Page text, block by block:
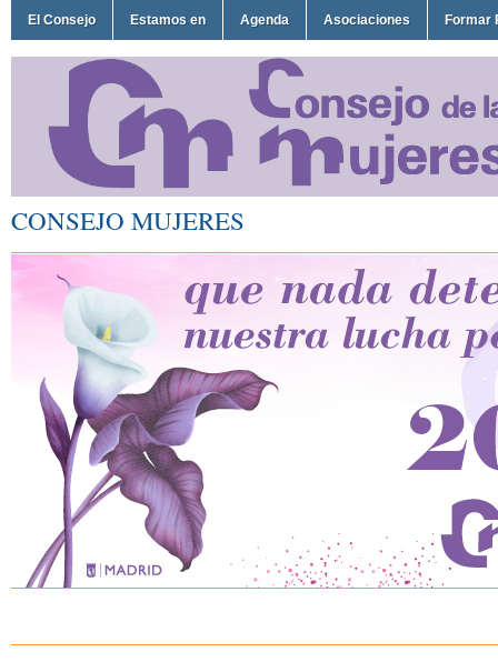
El Consejo Estamos en Agenda Asociaciones Formar
CONSEJO MUJERES